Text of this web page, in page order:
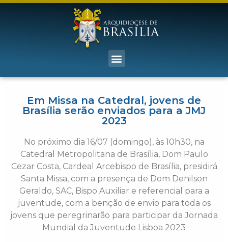
Em Missa na Catedral, jovens de
Brasília serão enviados para a JMJ
2023
No próximo dia 16/07 (domingo), às 10h30, na
Catedral Metropolitana de Brasília, Dom Paulo
Cezar Costa, Cardeal Arcebispo de Brasília, presidirá
Santa Missa, com a presença de Dom Denilson
Geraldo, SAC, Bispo Auxiliar e referencial para a
juventude, com a benção de envio para toda os
jovens que peregrinarão para participar da Jornada
Mundial da Juventude Lisboa 2023